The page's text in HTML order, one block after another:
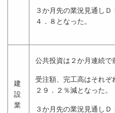
３か月先の業況見通し
４．８となった。
建
設
業
公共投資は２か月連続で
受注額、完工高はそれぞ
２９．２％減となった。
３か月先の業況見通し